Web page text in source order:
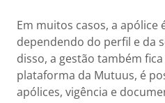
Em muitos casos, a apólice
dependendo do perfil e da
disso, a gestão também
plataforma da Mutuus, é
apólices, vigência e